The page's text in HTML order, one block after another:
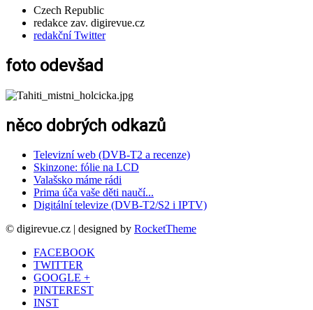
Czech Republic
redakce zav. digirevue.cz
redakční Twitter
foto odevšad
něco dobrých odkazů
Televizní web (DVB-T2 a recenze)
Skinzone: fólie na LCD
Valašsko máme rádi
Prima úča vaše děti naučí...
Digitální televize (DVB-T2/S2 i IPTV)
© digirevue.cz | designed by RocketTheme
FACEBOOK
TWITTER
GOOGLE +
PINTEREST
INST